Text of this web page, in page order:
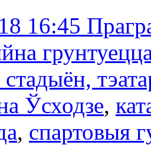
16:45
стадыён,
Ўсходзе,
, спартовыя